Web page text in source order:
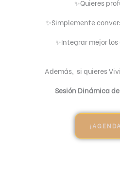
✨Quieres
✨Simplemente
✨Integrar mejor
Además, si quieres
Sesión Dinámica